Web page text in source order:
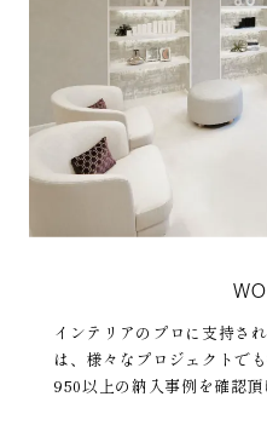
インテリアのプロに支持さ
は、様々なプロジェクトで
950以上の納入事例を確認頂